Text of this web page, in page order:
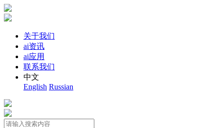
关于我们
ai资讯
ai应用
联系我们
中文
English Russian